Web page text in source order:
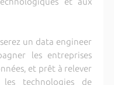
un data engineer
les entreprises
et prêt à relever
technologies de